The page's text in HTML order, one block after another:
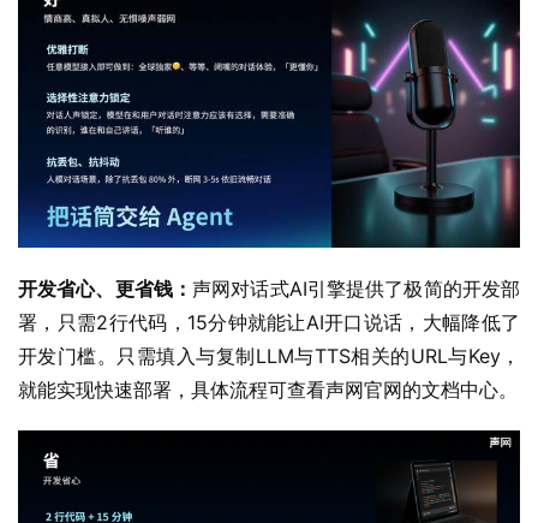
开发省心、更省钱：声网对话式AI引擎提供了极简的开发部
署，只需2行代码，15分钟就能让AI开口说话，大幅降低了
开发门槛。只需填入与复制LLM与TTS相关的URL与Key，
就能实现快速部署，具体流程可查看声网官网的文档中心。